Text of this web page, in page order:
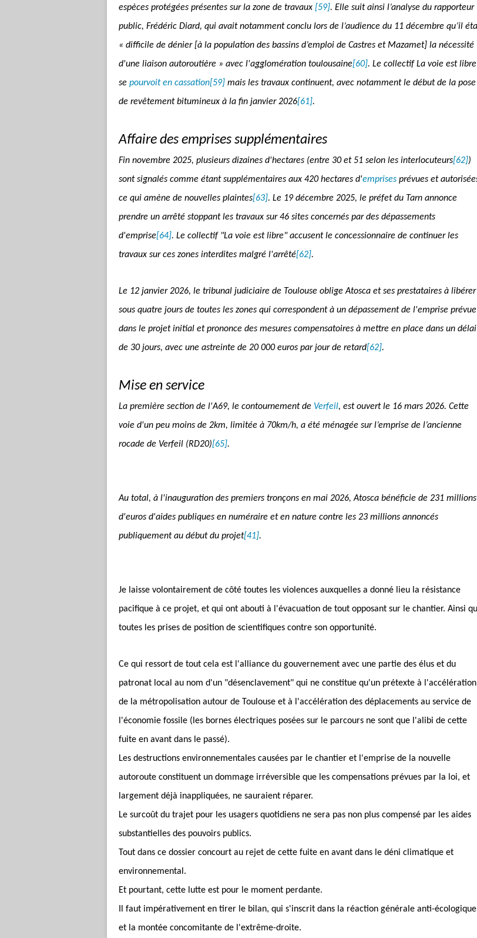
espèces protégées présentes sur la zone de travaux [59]. Elle suit ainsi l’analyse du rapporteur
public, Frédéric Diard, qui avait notamment conclu lors de l’audience du 11 décembre qu’il
« difficile de dénier [à la population des bassins d’emploi de Castres et Mazamet] la nécessité
d'une liaison autoroutière » avec l'agglomération toulousaine[60]. Le collectif La voie est libre
se pourvoit en cassation[59] mais les travaux continuent, avec notamment le début de la pose
de revêtement bitumineux à la fin janvier 2026[61].
Affaire des emprises supplémentaires
Fin novembre 2025, plusieurs dizaines d'hectares (entre 30 et 51 selon les interlocuteurs[62])
sont signalés comme étant supplémentaires aux 420 hectares d'emprises prévues et
ce qui amène de nouvelles plaintes[63]. Le 19 décembre 2025, le préfet du Tarn annonce
prendre un arrêté stoppant les travaux sur 46 sites concernés par des dépassements
d'emprise[64]. Le collectif "La voie est libre" accusent le concessionnaire de continuer les
travaux sur ces zones interdites malgré l'arrêté[62].
Le 12 janvier 2026, le tribunal judiciaire de Toulouse oblige Atosca et ses prestataires à libérer
sous quatre jours de toutes les zones qui correspondent à un dépassement de l'emprise prévue
dans le projet initial et prononce des mesures compensatoires à mettre en place dans un délai
de 30 jours, avec une astreinte de 20 000 euros par jour de retard[62].
Mise en service
La première section de l'A69, le contournement de Verfeil, est ouvert le 16 mars 2026. Cette
voie d'un peu moins de 2km, limitée à 70km/h, a été ménagée sur l’emprise de l’ancienne
rocade de Verfeil (RD20)[65].
Au total, à l'inauguration des premiers tronçons en mai 2026, Atosca bénéficie de 231 millions
d'euros d'aides publiques en numéraire et en nature contre les 23 millions annoncés
publiquement au début du projet[41].
Je laisse volontairement de côté toutes les violences auxquelles a donné lieu la résistance
pacifique à ce projet, et qui ont abouti à l'évacuation de tout opposant sur le chantier. Ainsi
toutes les prises de position de scientifiques contre son opportunité.
Ce qui ressort de tout cela est l'alliance du gouvernement avec une partie des élus et du
patronat local au nom d'un "désenclavement" qui ne constitue qu'un prétexte à l'accélération
de la métropolisation autour de Toulouse et à l'accélération des déplacements au service de
l'économie fossile (les bornes électriques posées sur le parcours ne sont que l'alibi de cette
fuite en avant dans le passé).
Les destructions environnementales causées par le chantier et l'emprise de la nouvelle
autoroute constituent un dommage irréversible que les compensations prévues par la loi, et
largement déjà inappliquées, ne sauraient réparer.
Le surcoût du trajet pour les usagers quotidiens ne sera pas non plus compensé par les aides
substantielles des pouvoirs publics.
Tout dans ce dossier concourt au rejet de cette fuite en avant dans le déni climatique et
environnemental.
Et pourtant, cette lutte est pour le moment perdante.
Il faut impérativement en tirer le bilan, qui s'inscrit dans la réaction générale anti-écologique
et la montée concomitante de l'extrême-droite.